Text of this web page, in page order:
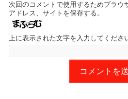
次回のコメントで使用するためブラウ
アドレス、サイトを保存する。
上に表示された文字を入力してくださ